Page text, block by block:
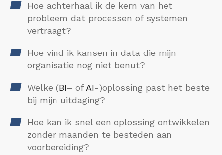
Hoe achterhaal ik de kern van het
probleem dat processen of systemen
vertraagt?
Hoe vind ik kansen in data die mijn
organisatie nog niet benut?
Welke (BI– of AI-)oplossing past het beste
bij mijn uitdaging?
Hoe kan ik snel een oplossing ontwikkelen
zonder maanden te besteden aan
voorbereiding?